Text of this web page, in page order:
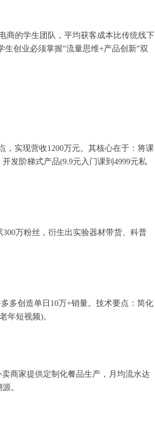
商的学生团队，平均获客成本比传统线下
创业必须掌握"流量思维+产品创新"双
实现营收1200万元。其核心在于：将课
发阶梯式产品(9.9元入门课到4999元私
万粉丝，衍生出实验器材带货、科普
多创造单日10万+销量。技术要点：简化
年短视频)。
商家提供定制化餐品生产，月均流水达
。